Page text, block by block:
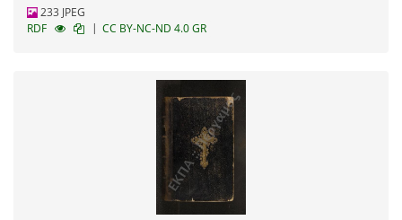
233 JPEG
RDF
| CC BY-NC-ND 4.0 GR